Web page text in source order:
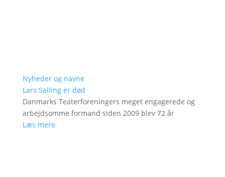
Nyheder og navne
Lars Salling er død
Danmarks Teaterforeningers meget engagerede og
arbejdsomme formand siden 2009 blev 72 år
Læs mere